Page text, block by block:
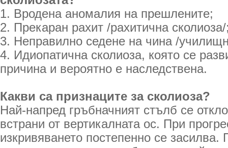
1. Вродена аномалия на прешлените;
2. Прекаран рахит /рахитична
3. Неправилно седене на чина /
4. Идиопатична сколиоза, която се
причина и вероятно е наследствена.
Какви са признаците за сколиоза?
Най-напред гръбначният стълб се
встрани от вертикалната ос. При
изкривяването постепенно се засилва.